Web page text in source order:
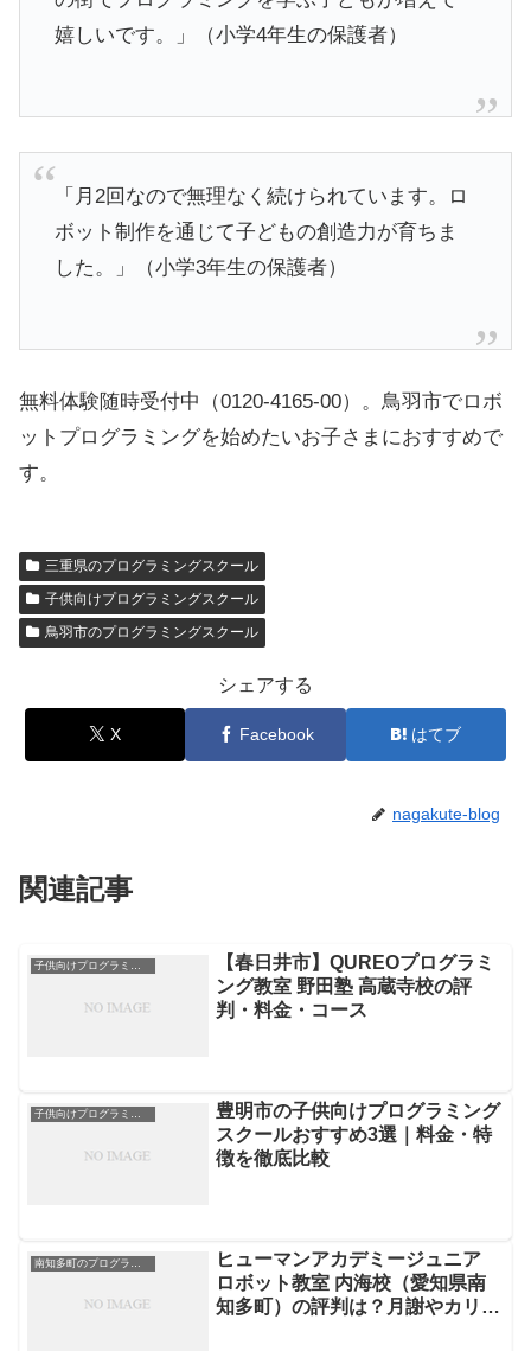
嬉しいです。」（小学4年生の保護者）
「月2回なので無理なく続けられています。ロ
ボット制作を通じて子どもの創造力が育ちま
した。」（小学3年生の保護者）
無料体験随時受付中（0120-4165-00）。鳥羽市でロボ
ットプログラミングを始めたいお子さまにおすすめで
す。
三重県のプログラミングスクール
子供向けプログラミングスクール
鳥羽市のプログラミングスクール
シェアする
X Facebook はてブ
nagakute-blog
関連記事
【春日井市】QUREOプログラミ
ング教室 野田塾 高蔵寺校の評
判・料金・コース
子供向けプログラミングスクール
豊明市の子供向けプログラミング
スクールおすすめ3選｜料金・特
徴を徹底比較
ヒューマンアカデミージュニア
ロボット教室 内海校（愛知県南
知多町）の評判は？月謝やカリキ